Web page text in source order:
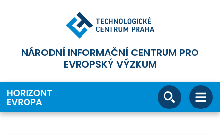
NÁRODNÍ INFORMAČNÍ CENTRUM PRO
EVROPSKÝ VÝZKUM